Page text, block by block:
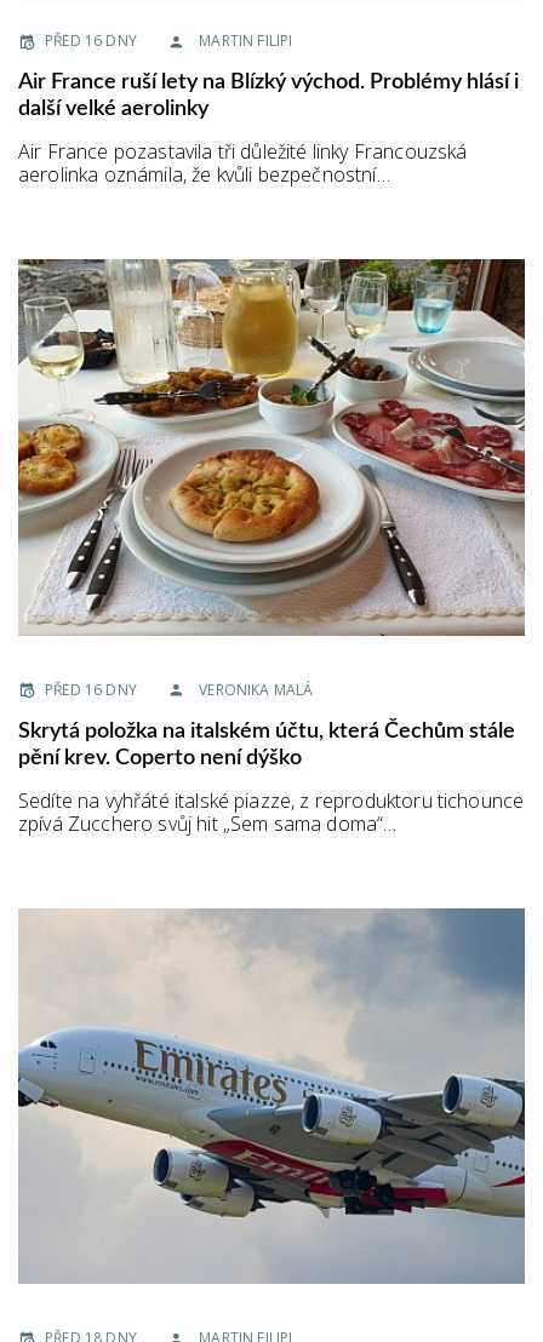
PŘED 16 DNY MARTIN FILIPI
Air France ruší lety na Blízký východ. Problémy hlásí i
další velké aerolinky
Air France pozastavila tři důležité linky Francouzská
aerolinka oznámila, že kvůli bezpečnostní…
PŘED 16 DNY VERONIKA MALÁ
Skrytá položka na italském účtu, která Čechům stále
pění krev. Coperto není dýško
Sedíte na vyhřáté italské piazze, z reproduktoru tichounce
zpívá Zucchero svůj hit „Sem sama doma“…